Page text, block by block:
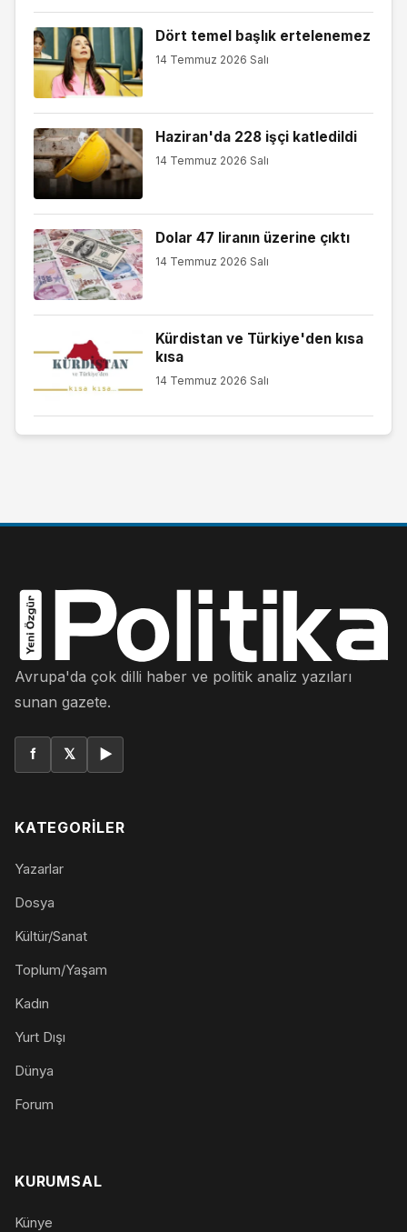
Dört temel başlık ertelenemez
14 Temmuz 2026 Salı
Haziran'da 228 işçi katledildi
14 Temmuz 2026 Salı
Dolar 47 liranın üzerine çıktı
14 Temmuz 2026 Salı
Kürdistan ve Türkiye'den kısa
kısa
14 Temmuz 2026 Salı
Avrupa'da çok dilli haber ve politik analiz yazıları
sunan gazete.
f 𝕏 ▶
KATEGORILER
Yazarlar
Dosya
Kültür/Sanat
Toplum/Yaşam
Kadın
Yurt Dışı
Dünya
Forum
KURUMSAL
Künye